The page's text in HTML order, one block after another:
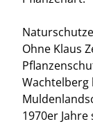
Ohne Klaus
1970er